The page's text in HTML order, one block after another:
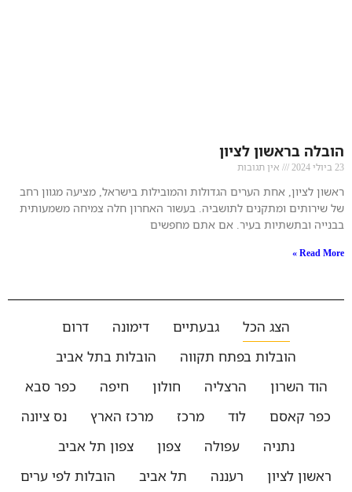
הובלה בראשון לציון
23 ביולי 2024 אין תגובות
ראשון לציון, אחת הערים הגדולות והמובילות בישראל, מציעה מגוון רחב
של שירותים ומתקנים לתושביה. בעשור האחרון חלה צמיחה משמעותית
בבנייה ובתשתיות בעיר. אם אתם מחפשים
Read More »
הצג הכל גבעתיים דימונה
דרום
הובלות בפתח תקווה
הובלות בתל אביב
הוד השרון
הרצליה חולון חיפה
כפר סבא
כפר קאסם
לוד מרכז מרכז הארץ
נס ציונה
נתניה
עפולה צפון
צפון תל אביב
ראשון לציון
רעננה תל אביב הובלות לפי ערים